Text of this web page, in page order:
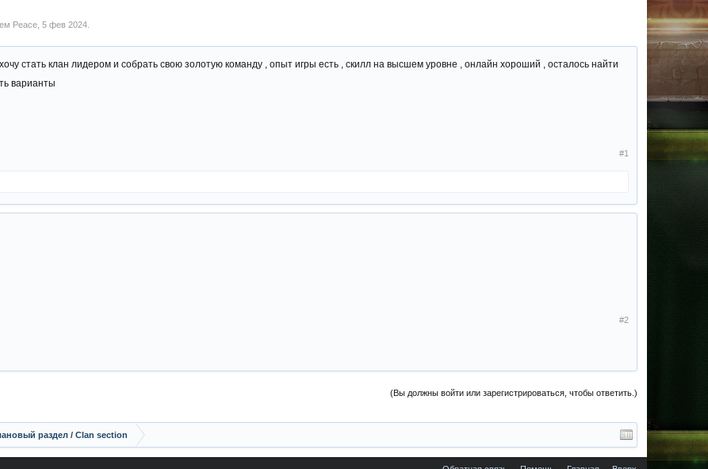
Peace 5 фев 2024
стать клан лидером и собрать свою золотую команду , опыт игры есть , скилл на высшем уровне , онлайн хороший , осталось найти
варианты
#1
#2
(Вы должны войти или зарегистрироваться, чтобы ответить.)
раздел / Сlan section